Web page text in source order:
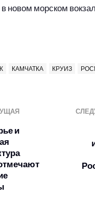
новом морском
КАМЧАТКА КРУИЗ
и